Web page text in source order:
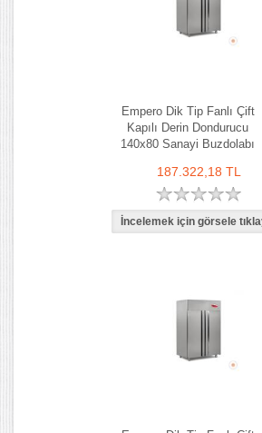
Empero Dik Tip Fanlı Çift
Kapılı Derin Dondurucu
140x80 Sanayi Buzdolabı
187.322,18 TL